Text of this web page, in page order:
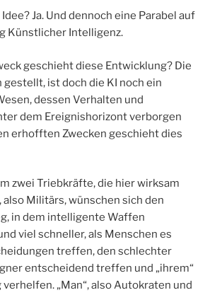
Ja. Und dennoch eine Parabel auf
Künstlicher Intelligenz.
geschieht diese Entwicklung? Die
gestellt, ist doch die KI noch ein
dessen Verhalten und
dem Ereignishorizont verborgen
erhofften Zwecken geschieht dies
zwei Triebkräfte, die hier wirksam
also Militärs, wünschen sich den
in dem intelligente Waffen
viel schneller, als Menschen es
treffen, den schlechter
entscheidend treffen und „ihrem“
verhelfen. „Man“, also Autokraten und